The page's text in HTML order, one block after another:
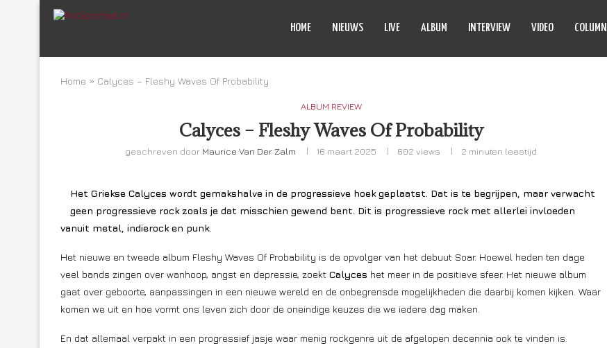
HOME NIEUWS LIVE ALBUM INTERVIEW VIDEO COLUMN
Home » Calyces – Fleshy Waves Of Probability
ALBUM REVIEW
Calyces – Fleshy Waves Of Probability
geschreven door Maurice Van Der Zalm 16 maart 2025 602 views 2 minuten leestijd
Het Griekse Calyces wordt gemakshalve in de progressieve hoek geplaatst. Dat is te begrijpen, maar verwacht
geen progressieve rock zoals je dat misschien gewend bent. Dit is progressieve rock met allerlei invloeden
vanuit metal, indierock en punk.
Het nieuwe en tweede album Fleshy Waves Of Probability is de opvolger van het debuut Soar. Hoewel heden ten dage
veel bands zingen over wanhoop, angst en depressie, zoekt Calyces het meer in de positieve sfeer. Het nieuwe album
gaat over geboorte, aanpassingen in een nieuwe wereld en de onbegrensde mogelijkheden die daarbij komen kijken. Waar
komen we uit en hoe vormt ons leven zich door de oneindige keuzes die we iedere dag maken.
En dat allemaal verpakt in een progressief jasje waar menig rockgenre uit de afgelopen decennia ook te vinden is.